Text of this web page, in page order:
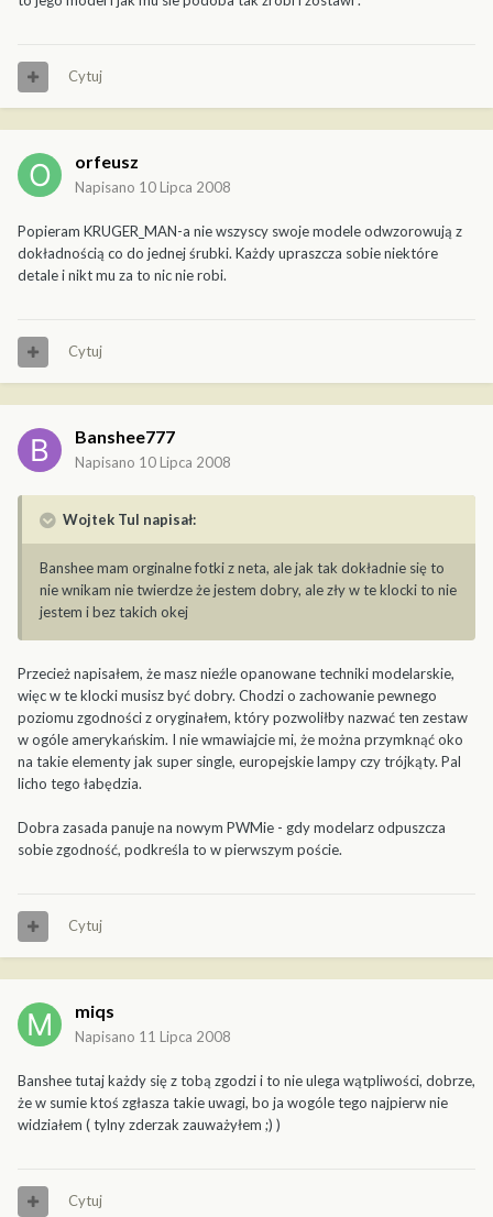
Cytuj
orfeusz
Napisano 10 Lipca 2008
Popieram KRUGER_MAN-a nie wszyscy swoje modele odwzorowują z
dokładnością co do jednej śrubki. Każdy upraszcza sobie niektóre
detale i nikt mu za to nic nie robi.
Cytuj
Banshee777
Napisano 10 Lipca 2008
Wojtek Tul napisał:
Banshee mam orginalne fotki z neta, ale jak tak dokładnie się to
nie wnikam nie twierdze że jestem dobry, ale zły w te klocki to nie
jestem i bez takich okej
Przecież napisałem, że masz nieźle opanowane techniki modelarskie,
więc w te klocki musisz być dobry. Chodzi o zachowanie pewnego
poziomu zgodności z oryginałem, który pozwoliłby nazwać ten zestaw
w ogóle amerykańskim. I nie wmawiajcie mi, że można przymknąć oko
na takie elementy jak super single, europejskie lampy czy trójkąty. Pal
licho tego łabędzia.
Dobra zasada panuje na nowym PWMie - gdy modelarz odpuszcza
sobie zgodność, podkreśla to w pierwszym poście.
Cytuj
miqs
Napisano 11 Lipca 2008
Banshee tutaj każdy się z tobą zgodzi i to nie ulega wątpliwości, dobrze,
że w sumie ktoś zgłasza takie uwagi, bo ja wogóle tego najpierw nie
widziałem ( tylny zderzak zauważyłem ;) )
Cytuj